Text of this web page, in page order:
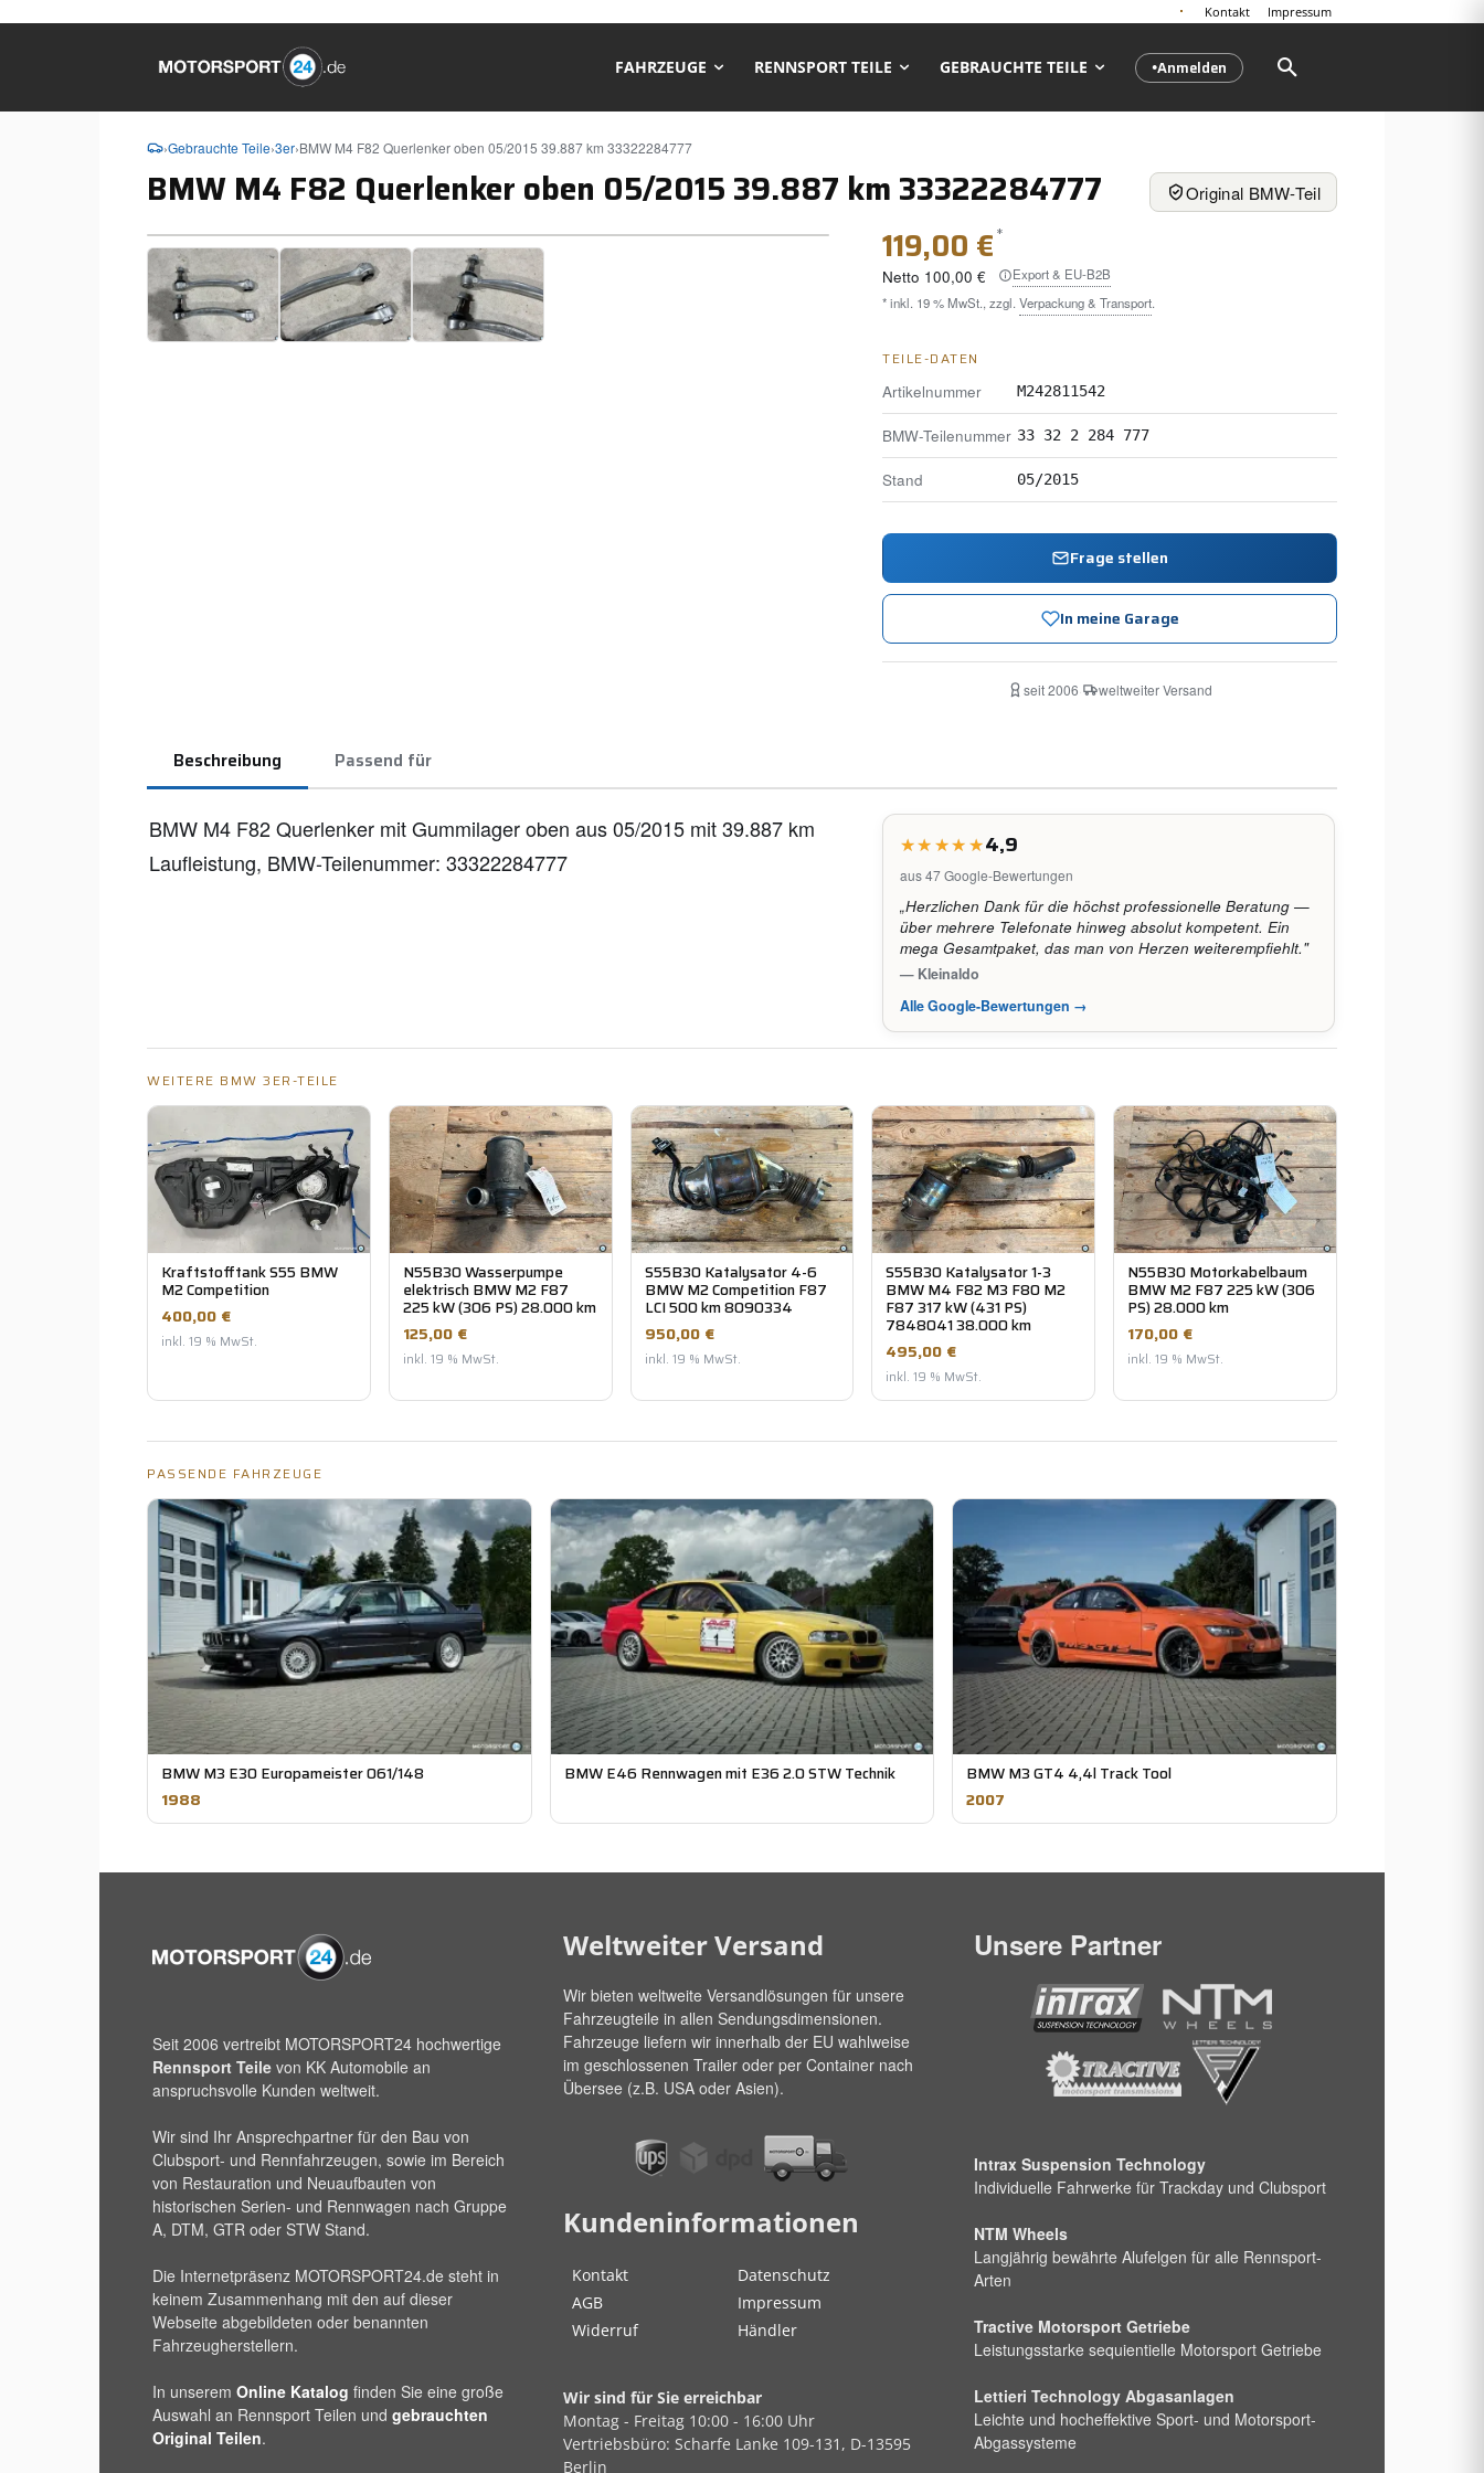
Kontakt Impressum
●Anmelden
FAHRZEUGE RENNSPORT TEILE GEBRAUCHTE TEILE
›Gebrauchte Teile›3er›BMW M4 F82 Querlenker oben 05/2015 39.887 km 33322284777
BMW M4 F82 Querlenker oben 05/2015 39.887 km 33322284777 Original BMW-Teil
❮ ❯ 119,00 €*
Netto 100,00 €
Export & EU-B2B
* inkl. 19 % MwSt., zzgl. Verpackung & Transport.
TEILE-DATEN
Artikelnummer
M242811542
BMW-Teilenummer 33 32 2 284 777
Stand 05/2015
Frage stellen
In meine Garage
seit 2006· weltweiter Versand
Beschreibung Passend für
4,9
aus 47 Google-Bewertungen
„Herzlichen Dank für die höchst professionelle Beratung —
über mehrere Telefonate hinweg absolut kompetent. Ein
mega Gesamtpaket, das man von Herzen weiterempfiehlt."
— Kleinaldo
Alle Google-Bewertungen →
BMW M4 F82 Querlenker mit Gummilager oben aus 05/2015 mit 39.887 km
Laufleistung, BMW-Teilenummer: 33322284777
WEITERE BMW 3ER-TEILE
Kraftstofftank S55 BMW
M2 Competition
400,00 €
inkl. 19 % MwSt.
N55B30 Wasserpumpe
elektrisch BMW M2 F87
225 kW (306 PS) 28.000 km
125,00 €
inkl. 19 % MwSt.
S55B30 Katalysator 4-6
BMW M2 Competition F87
LCI 500 km 8090334
950,00 €
inkl. 19 % MwSt.
S55B30 Katalysator 1-3
BMW M4 F82 M3 F80 M2
F87 317 kW (431 PS)
7848041 38.000 km
495,00 €
inkl. 19 % MwSt.
N55B30 Motorkabelbaum
BMW M2 F87 225 kW (306
PS) 28.000 km
170,00 €
inkl. 19 % MwSt.
PASSENDE FAHRZEUGE
BMW M3 E30 Europameister 061/148
1988
BMW E46 Rennwagen mit E36 2.0 STW Technik BMW M3 GT4 4,4l Track Tool
2007
Seit 2006 vertreibt MOTORSPORT24 hochwertige
Rennsport Teile von KK Automobile an
anspruchsvolle Kunden weltweit.
Wir sind Ihr Ansprechpartner für den Bau von
Clubsport- und Rennfahrzeugen, sowie im Bereich
von Restauration und Neuaufbauten von
historischen Serien- und Rennwagen nach Gruppe
A, DTM, GTR oder STW Stand.
Die Internetpräsenz MOTORSPORT24.de steht in
keinem Zusammenhang mit den auf dieser
Webseite abgebildeten oder benannten
Fahrzeugherstellern.
In unserem Online Katalog finden Sie eine große
Auswahl an Rennsport Teilen und gebrauchten
Original Teilen.
Weltweiter Versand
Wir bieten weltweite Versandlösungen für unsere
Fahrzeugteile in allen Sendungsdimensionen.
Fahrzeuge liefern wir innerhalb der EU wahlweise
im geschlossenen Trailer oder per Container nach
Übersee (z.B. USA oder Asien).
Kundeninformationen
Kontakt
Datenschutz
AGB
Impressum
Widerruf
Händler
Wir sind für Sie erreichbar
Montag - Freitag 10:00 - 16:00 Uhr
Vertriebsbüro: Scharfe Lanke 109-131, D-13595
Berlin
Unsere Partner
Intrax Suspension Technology
Individuelle Fahrwerke für Trackday und Clubsport
NTM Wheels
Langjährig bewährte Alufelgen für alle Rennsport-
Arten
Tractive Motorsport Getriebe
Leistungsstarke sequientielle Motorsport Getriebe
Lettieri Technology Abgasanlagen
Leichte und hocheffektive Sport- und Motorsport-
Abgassysteme